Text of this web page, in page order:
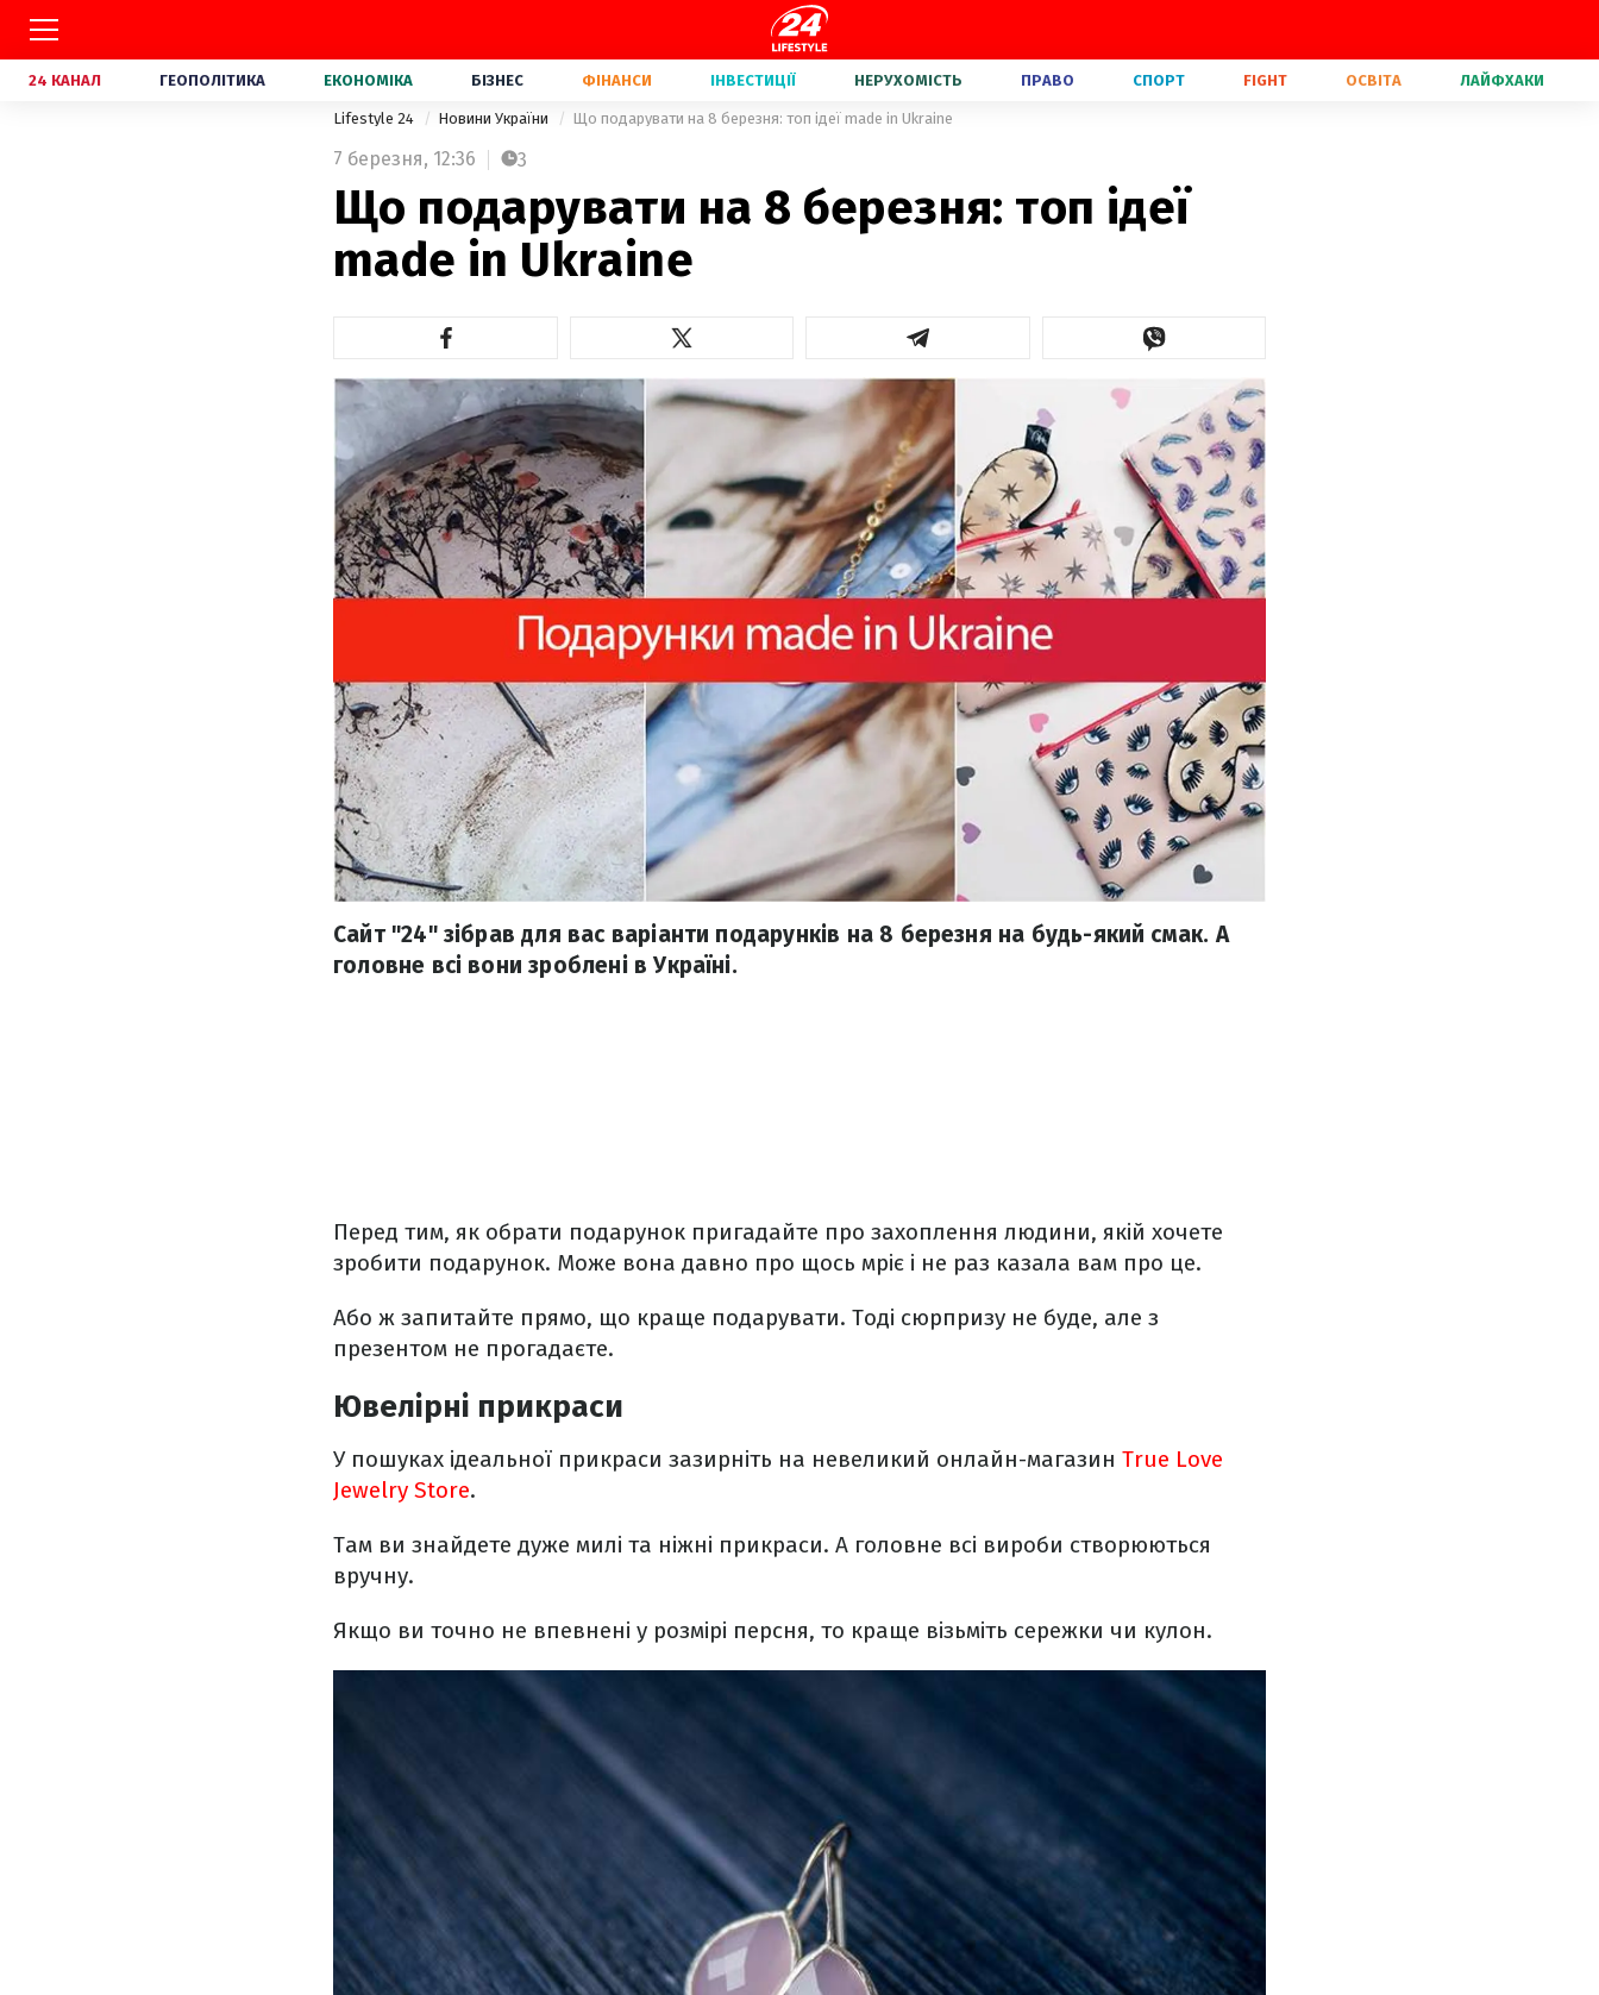
24 КАНАЛ ГЕОПОЛІТИКА ЕКОНОМІКА БІЗНЕС ФІНАНСИ ІНВЕСТИЦІЇ НЕРУХОМІСТЬ ПРАВО СПОРТ FIGHT ОСВІТА ЛАЙФХАКИ
Lifestyle 24 Новини України Що подарувати на 8 березня: топ ідеї made in Ukraine
7 березня, 12:36 3
Що подарувати на 8 березня: топ ідеї
made in Ukraine
Сайт "24" зібрав для вас варіанти подарунків на 8 березня на будь-який смак. А
головне всі вони зроблені в Україні.
Перед тим, як обрати подарунок пригадайте про захоплення людини, якій хочете
зробити подарунок. Може вона давно про щось мріє і не раз казала вам про це.
Або ж запитайте прямо, що краще подарувати. Тоді сюрпризу не буде, але з
презентом не прогадаєте.
Ювелірні прикраси
У пошуках ідеальної прикраси зазирніть на невеликий онлайн-магазин True Love
Jewelry Store.
Там ви знайдете дуже милі та ніжні прикраси. А головне всі вироби створюються
вручну.
Якщо ви точно не впевнені у розмірі персня, то краще візьміть сережки чи кулон.